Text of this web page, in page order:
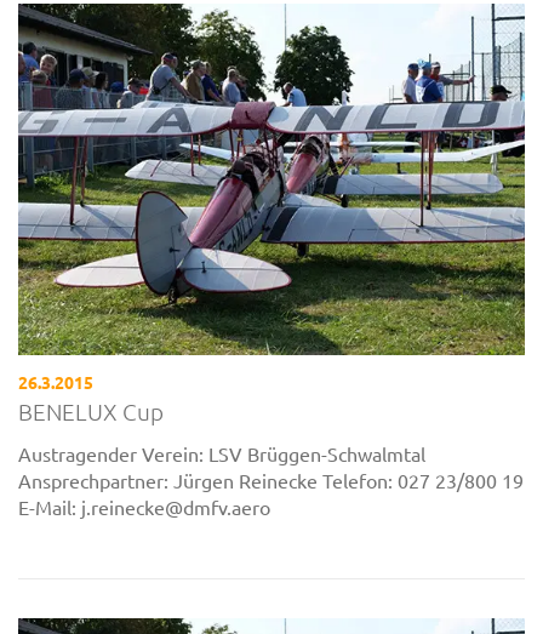
26.3.2015
BENELUX Cup
Austragender Verein: LSV Brüggen-Schwalmtal
Ansprechpartner: Jürgen Reinecke Telefon: 027 23/800 19
E-Mail: j.reinecke@dmfv.aero